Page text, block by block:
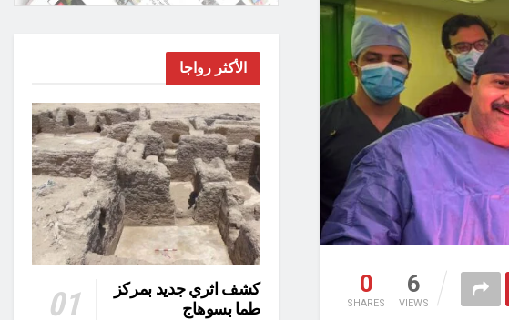
0
SHARES
6
VIEWS
الأكثر رواجا
كشف اثري جديد بمركز
طما بسوهاج